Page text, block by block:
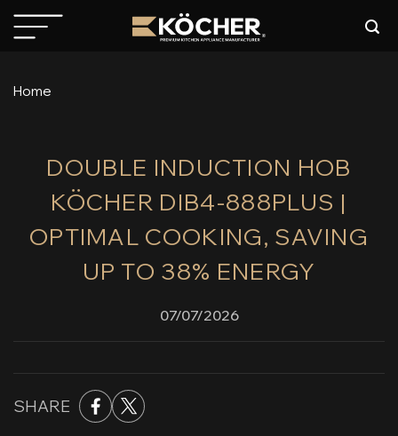
Skip
to
Home
DOUBLE INDUCTION HOB
KÖCHER DIB4-888PLUS |
OPTIMAL COOKING, SAVING
UP TO 38% ENERGY
07/07/2026
SHARE